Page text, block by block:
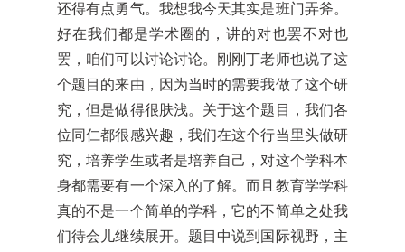
还得有点勇气。我想我今天其实是班门弄斧。
好在我们都是学术圈的，讲的对也罢不对也
罢，咱们可以讨论讨论。刚刚丁老师也说了这
个题目的来由，因为当时的需要我做了这个研
究，但是做得很肤浅。关于这个题目，我们各
位同仁都很感兴趣，我们在这个行当里头做研
究，培养学生或者是培养自己，对这个学科本
身都需要有一个深入的了解。而且教育学学科
真的不是一个简单的学科，它的不简单之处我
们待会儿继续展开。题目中说到国际视野，主